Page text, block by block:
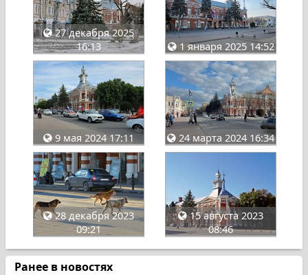
27 декабря 2025
16:13
1 января 2025 14:52
9 мая 2024 17:11 24 марта 2024 16:34
28 декабря 2023
09:21
15 августа 2023
08:46
Ранее в новостях